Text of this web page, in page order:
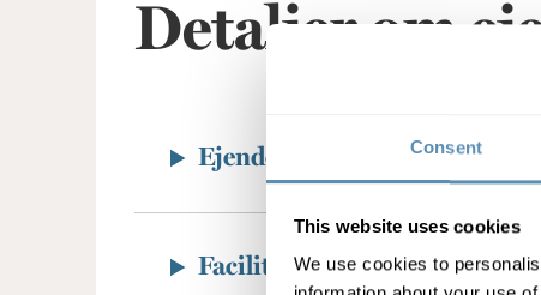
Consent
This website uses cookies
We use cookies to
Detaljer om
Ejendommen
Faciliteter